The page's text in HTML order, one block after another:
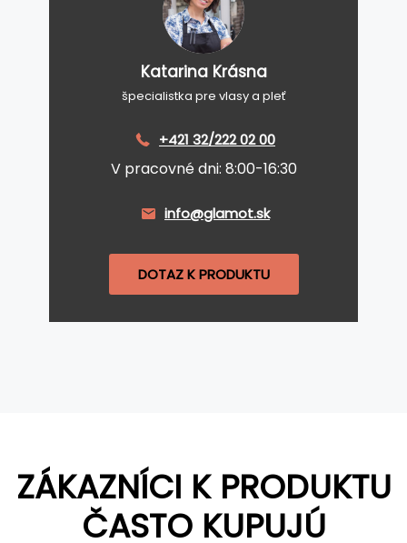
Katarina Krásna
špecialistka pre vlasy a pleť
+421 32/222 02 00
V pracovné dni: 8:00-16:30
info@glamot.sk
DOTAZ K PRODUKTU
ZÁKAZNÍCI K PRODUKTU
ČASTO KUPUJÚ